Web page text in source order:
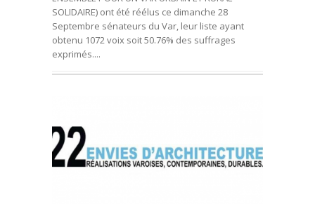
SOLIDAIRE) ont été réélus ce dimanche 28
Septembre sénateurs du Var, leur liste ayant
obtenu 1072 voix soit 50.76% des suffrages
exprimés....